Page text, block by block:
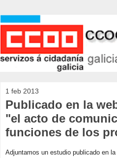
1 feb 2013
Publicado en la
"el acto de
funciones de los
Adjuntamos un estudio publicado en